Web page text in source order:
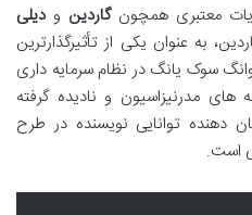
معتبری همچونگاردین ودیلی
به عنوان یکی از تأثیرگذارترین
سوک یانگ در نظام سرمایه داری
های مدرنیزاسیون و نادیده گرفته
دهنده توانایی نویسنده در طرح
است.